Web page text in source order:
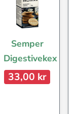
Semper
Digestivekex
33,00 kr